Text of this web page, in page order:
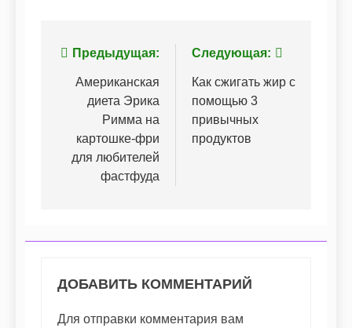
Навигация
по
записям
Предыдущая:
Американская
диета Эрика
Римма на
картошке-фри
для любителей
фастфуда
Следующая:
Как сжигать жир с
помощью 3
привычных
продуктов
ДОБАВИТЬ КОММЕНТАРИЙ
Для отправки комментария вам